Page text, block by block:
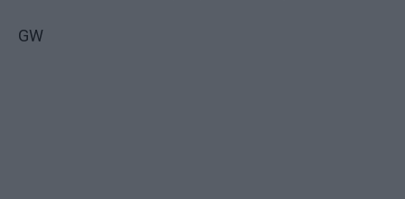
GW